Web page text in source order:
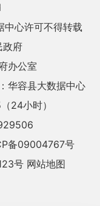
中心许可不得转载
政府
办公室
华容县大数据中心
24小时）
备09004767号
号 网站地图